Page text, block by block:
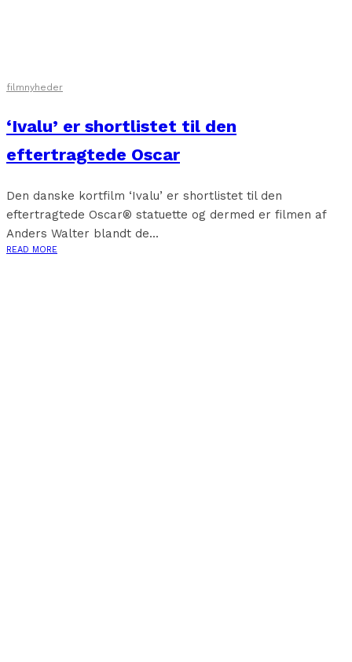
filmnyheder
‘Ivalu’ er shortlistet til den
eftertragtede Oscar
Den danske kortfilm ‘Ivalu’ er shortlistet til den
eftertragtede Oscar® statuette og dermed er filmen af
Anders Walter blandt de...
READ MORE